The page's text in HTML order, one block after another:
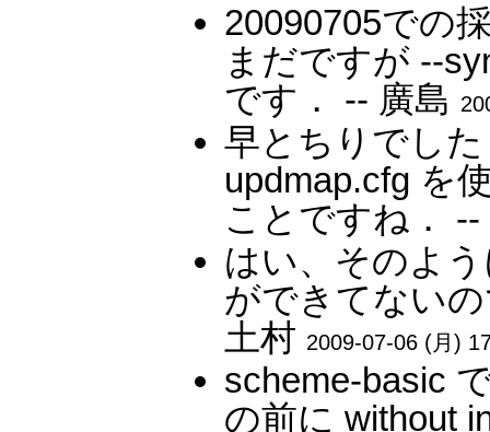
20090705での
まだですが --
です． -- 廣島
早とちりでし
updmap.cfg を
ことですね．
はい、そのよ
ができてない
土村 2009-07-06 (月)
scheme-basic
の前に without